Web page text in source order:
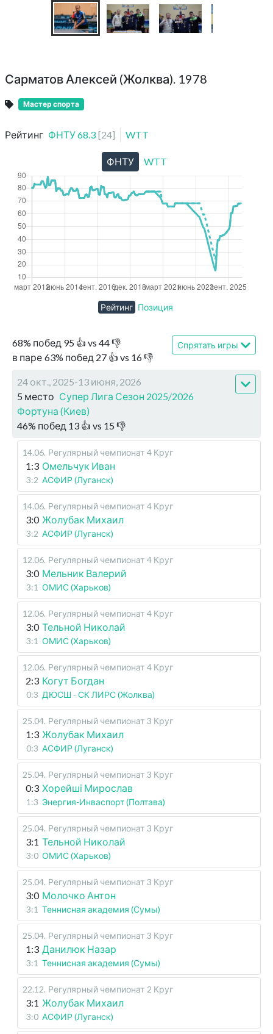
Сарматов Алексей (Жолква). 1978
Мастер спорта
Рейтинг ФНТУ68.3 [24] WTT
68% побед 95 👍 vs 44👎
в паре 63% побед 27 👍 vs 16👎
Спрятать игры
24 окт., 2025-13 июня, 2026
5 место Супер Лига Сезон 2025/2026
Фортуна (Киев)
46% побед 13 👍 vs 15 👎
14.06. Регулярный чемпионат 4 Круг
1:3 Омельчук Иван
3:2 АСФИР (Луганск)
14.06. Регулярный чемпионат 4 Круг
3:0 Жолубак Михаил
3:2 АСФИР (Луганск)
12.06. Регулярный чемпионат 4 Круг
3:0 Мельник Валерий
3:1 ОМИС (Харьков)
12.06. Регулярный чемпионат 4 Круг
3:0 Тельной Николай
3:1 ОМИС (Харьков)
12.06. Регулярный чемпионат 4 Круг
2:3 Когут Богдан
0:3 ДЮСШ - СК ЛИРС (Жолква)
25.04. Регулярный чемпионат 3 Круг
1:3 Жолубак Михаил
0:3 АСФИР (Луганск)
25.04. Регулярный чемпионат 3 Круг
0:3 Хорейші Мирослав
1:3 Энергия-Инваспорт (Полтава)
25.04. Регулярный чемпионат 3 Круг
3:1 Тельной Николай
3:0 ОМИС (Харьков)
25.04. Регулярный чемпионат 3 Круг
3:0 Молочко Антон
3:1 Теннисная академия (Сумы)
25.04. Регулярный чемпионат 3 Круг
1:3 Данилюк Назар
3:1 Теннисная академия (Сумы)
22.12. Регулярный чемпионат 2 Круг
3:1 Жолубак Михаил
3:0 АСФИР (Луганск)
ФНТУ WTT
Рейтинг Позиция